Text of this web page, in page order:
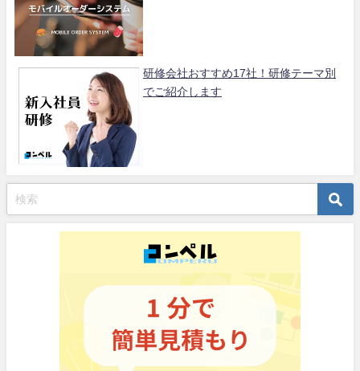
研修会社おすすめ17社！研修テーマ別
でご紹介します